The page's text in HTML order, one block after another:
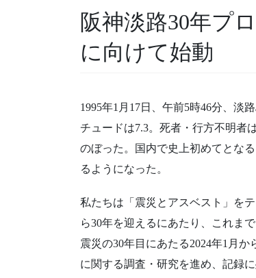
阪神淡路30年プ
に向けて始動
1995年1月17日、午前5時46分、淡
チュードは7.3。死者・行方不明者
のぼった。国内で史上初めてとな
るようになった。
私たちは「震災とアスベスト」を
ら30年を迎えるにあたり、これま
震災の30年目にあたる2024年1月
に関する調査・研究を進め、記録